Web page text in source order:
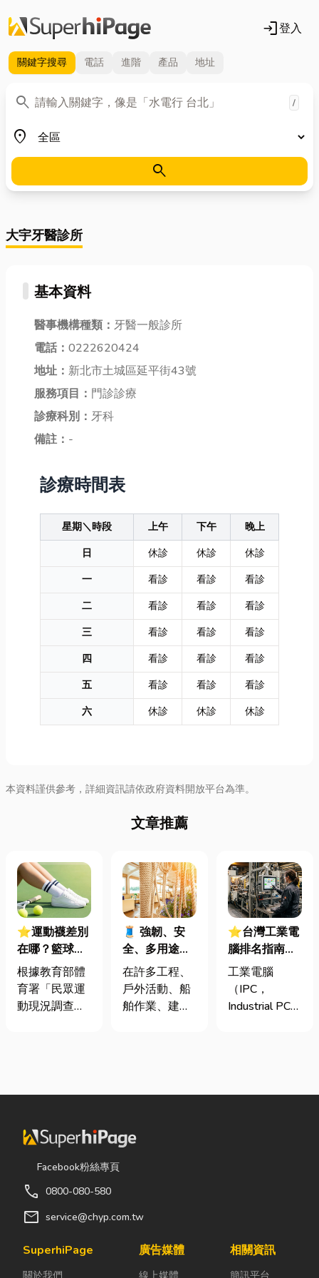
login登入
關鍵字搜尋 電話 進階 產品 地址
search
關鍵字 /
place
地區
search
大宇牙醫診所
基本資料
醫事機構種類： 牙醫一般診所
電話： 0222620424
地址： 新北市土城區延平街43號
服務項目： 門診診療
診療科別： 牙科
備註： -
診療時間表
星期＼時段 上午 下午
晚上
日
休診 休診
休診
一
看診 看診
看診
二
看診 看診
看診
三
看診 看診
看診
四
看診 看診
看診
五
看診 看診
看診
六
休診 休診 休診
本資料謹供參考，詳細資訊請依政府資料開放平台為準。
文章推薦
⭐運動襪差別
在哪？籃球、
慢跑、排球襪
挑選全攻略，
穿對了運動不
根據教育部體
育署「民眾運
動現況調查」
與各類球類運
擇。許多人在
配備上毫不惜
重金，購買
頂級籃球鞋或
專業路跑鞋，
抓一雙幾十元
🧵 強韌、安
全、多用途！
從繩索到安全
網的全方位防
護應用指南
在許多工程、
戶外活動、船
舶作業、建築
網」其實都是
備。很多人以
域中，繩索不
關係到安全、
⭐台灣工業電
腦排名指南：
台灣三大工業
電腦龍頭有哪
些？工廠採購
工業電腦
（IPC，
Industrial PC）
的硬體運算平
機無法應付高
Facebook粉絲專頁
call 0800-080-580
mail service@chyp.com.tw
SuperhiPage
關於我們
廣告媒體
線上媒體
相關資訊
簡訊平台